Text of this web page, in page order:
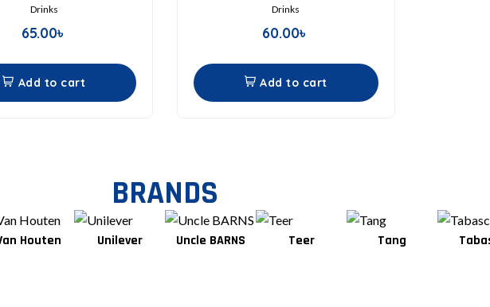
Drinks
65.00৳
Add to cart
Drinks
60.00৳
Add to cart
BRANDS
Houten Unilever Uncle BARNS Teer Tang